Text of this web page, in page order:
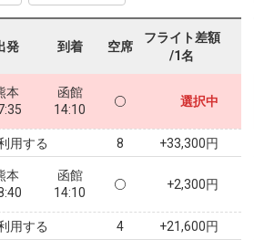
発 到着 空席
フライト差額
/1名
本
函館
14:10
選択中
用する 8 +33,300円
本
函館
14:10
+2,300円
用する 4 +21,600円